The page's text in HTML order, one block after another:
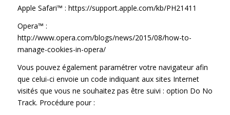
Apple Safari™ : https://support.apple.com/kb/PH21411
Opera™ :
http://www.opera.com/blogs/news/2015/08/how-to-
manage-cookies-in-opera/
Vous pouvez également paramétrer votre navigateur afin
que celui-ci envoie un code indiquant aux sites Internet
visités que vous ne souhaitez pas être suivi : option Do No
Track. Procédure pour :